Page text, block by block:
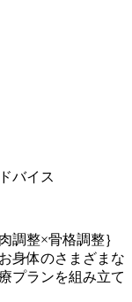
バイス
調整×骨格調整｝
身体のさまざまな
プランを組み立て